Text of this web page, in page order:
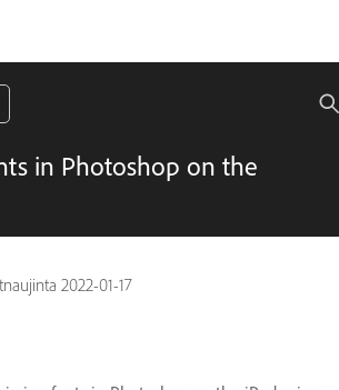
in Photoshop on the
2022-01-17